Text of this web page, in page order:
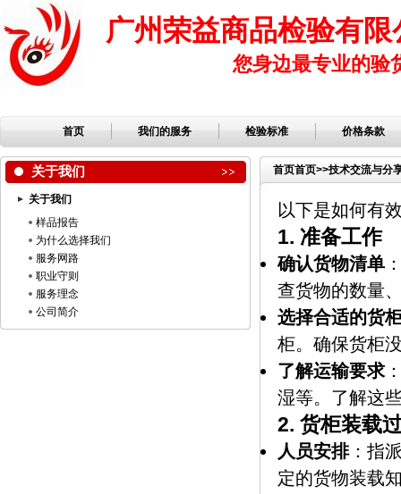
广州荣益商品检验有限
您身边最专业的验
首页 我们的服务 检验标准 价格条款
关于我们
关于我们
样品报告
为什么选择我们
服务网路
职业守则
服务理念
公司简介
首页首页>>技术交流与分
以下是如何有
1. 准备工作
确认货物清单
查货物的数量
选择合适的货
柜。确保货柜
了解运输要求
湿等。了解这
2. 货柜装载
人员安排：指
定的货物装载